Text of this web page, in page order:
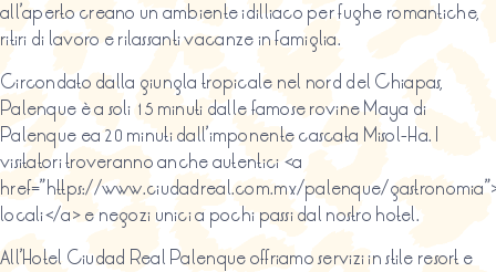
all’aperto creano un ambiente idilliaco per fughe romantiche,
ritiri di lavoro e rilassanti vacanze in famiglia.
Circondato dalla giungla tropicale nel nord del Chiapas,
Palenque è a soli 15 minuti dalle famose rovine Maya di
Palenque ea 20 minuti dall’imponente cascata Misol-Ha. I
visitatori troveranno anche autentici <a
href=”https://www.ciudadreal.com.mx/palenque/
locali</a> e negozi unici a pochi passi dal nostro hotel.
All’Hotel Ciudad Real Palenque offriamo servizi in stile resort e